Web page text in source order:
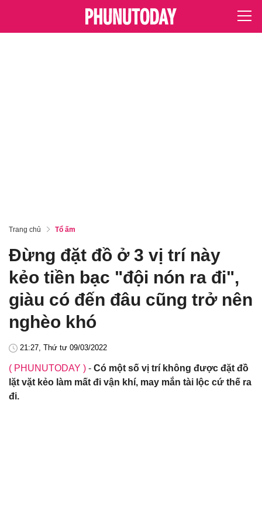
Trang chủ Tổ ấm
Đừng đặt đồ ở 3 vị trí này
kẻo tiền bạc "đội nón ra đi",
giàu có đến đâu cũng trở nên
nghèo khó
21:27, Thứ tư 09/03/2022
( PHUNUTODAY ) - Có một số vị trí không được đặt đồ
lặt vặt kẻo làm mất đi vận khí, may mắn tài lộc cứ thế ra
đi.